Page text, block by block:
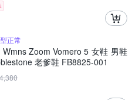
正常
Wmns Zoom Vomero 5 女鞋 男鞋
老爹鞋 FB8825-001
4,380